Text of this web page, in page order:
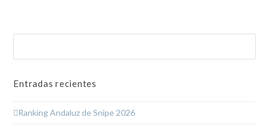
Entradas recientes
Ranking Andaluz de Snipe 2026